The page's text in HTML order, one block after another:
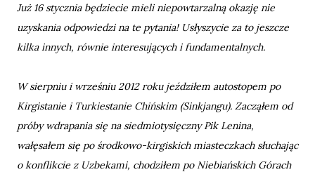
Już 16 stycznia będziecie mieli niepowtarzalną okazję nie
uzyskania odpowiedzi na te pytania! Usłyszycie za to jeszcze
kilka innych, równie interesujących i fundamentalnych.
W sierpniu i wrześniu 2012 roku jeździłem autostopem po
Kirgistanie i Turkiestanie Chińskim (Sinkjangu). Zacząłem od
próby wdrapania się na siedmiotysięczny Pik Lenina,
wałęsałem się po środkowo-kirgiskich miasteczkach słuchając
o konflikcie z Uzbekami, chodziłem po Niebiańskich Górach